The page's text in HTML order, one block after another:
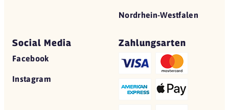
Nordrhein-Westfalen
Social Media
Facebook
Instagram
Zahlungsarten